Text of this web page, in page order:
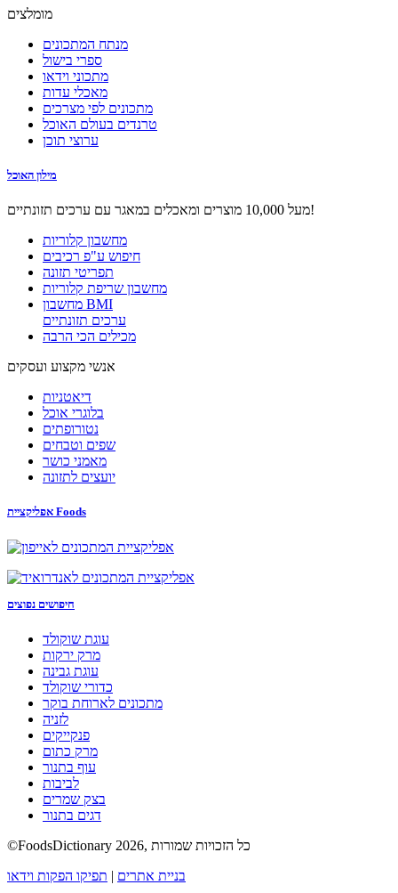
מומלצים
מנתח המתכונים
ספרי בישול
מתכוני וידאו
מאכלי עדות
מתכונים לפי מצרכים
טרנדים בעולם האוכל
ערוצי תוכן
מילון האוכל
מעל 10,000 מוצרים ומאכלים במאגר עם ערכים תזונתיים!
מחשבון קלוריות
חיפוש ע"פ רכיבים
תפריטי תזונה
מחשבון שריפת קלוריות
מחשבון BMI
ערכים תזונתיים
מכילים הכי הרבה
אנשי מקצוע ועסקים
דיאטניות
בלוגרי אוכל
נטורופתים
שפים וטבחים
מאמני כושר
יועצים לתזונה
אפליקציית Foods
חיפושים נפוצים
עוגת שוקולד
מרק ירקות
עוגת גבינה
כדורי שוקולד
מתכונים לארוחת בוקר
לזניה
פנקייקים
מרק כתום
עוף בתנור
לביבות
בצק שמרים
דגים בתנור
©FoodsDictionary 2026, כל הזכויות שמורות
בניית אתרים | תפיקו הפקות וידאו